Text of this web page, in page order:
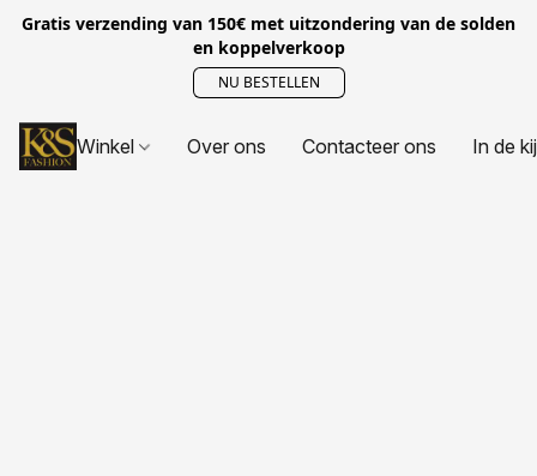
Gratis verzending van 150€ met uitzondering van de solden
en koppelverkoop
NU BESTELLEN
Winkel Over ons Contacteer ons In de